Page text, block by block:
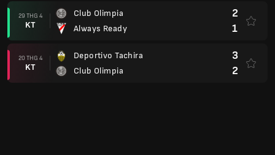
29 THG 4
KT
Club Olimpia
Always Ready
2
1
20 THG 4
KT
Deportivo Tachira
Club Olimpia
3
2